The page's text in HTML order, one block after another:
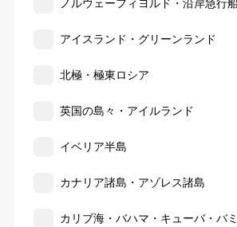
ノルウェーフィヨルド・沿岸急行
アイスランド・グリーンランド
北極・極東ロシア
英国の島々・アイルランド
イベリア半島
カナリア諸島・アゾレス諸島
カリブ海・バハマ・キューバ・バ